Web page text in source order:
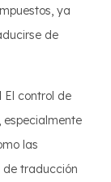
ya
de
El control de
las
de traducción